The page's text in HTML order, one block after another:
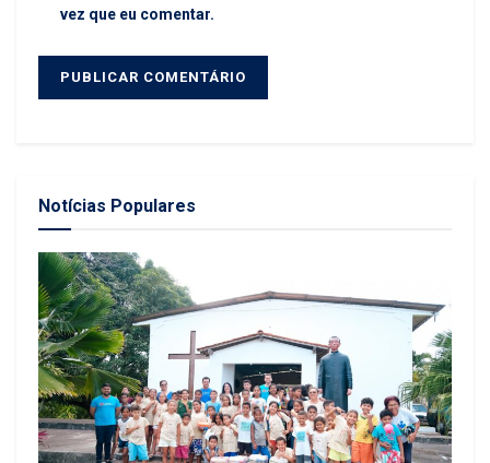
vez que eu comentar.
Notícias Populares